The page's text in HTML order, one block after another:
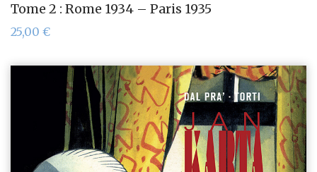
Tome 2 : Rome 1934 – Paris 1935
25,00 €